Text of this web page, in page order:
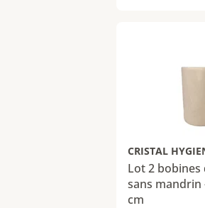
CRISTAL
Lot 2 bobines
sans mandrin
cm